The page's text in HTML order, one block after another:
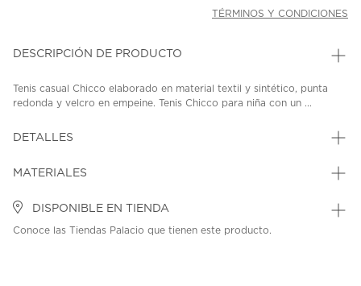
TÉRMINOS Y CONDICIONES
DESCRIPCIÓN DE PRODUCTO
Tenis casual Chicco elaborado en material textil y sintético, punta
redonda y velcro en empeine. Tenis Chicco para niña con un ...
DETALLES
MATERIALES
DISPONIBLE EN TIENDA
Conoce las Tiendas Palacio que tienen este producto.